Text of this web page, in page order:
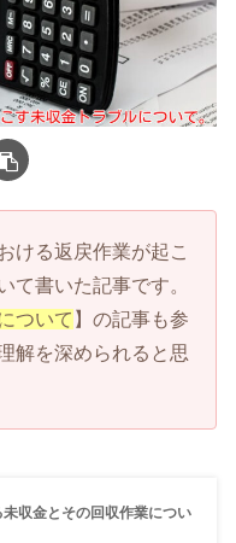
ける返戻作業が起こ
て書いた記事です。
ついて 】の記事も参
解を深められると思
収金とその回収作業につい